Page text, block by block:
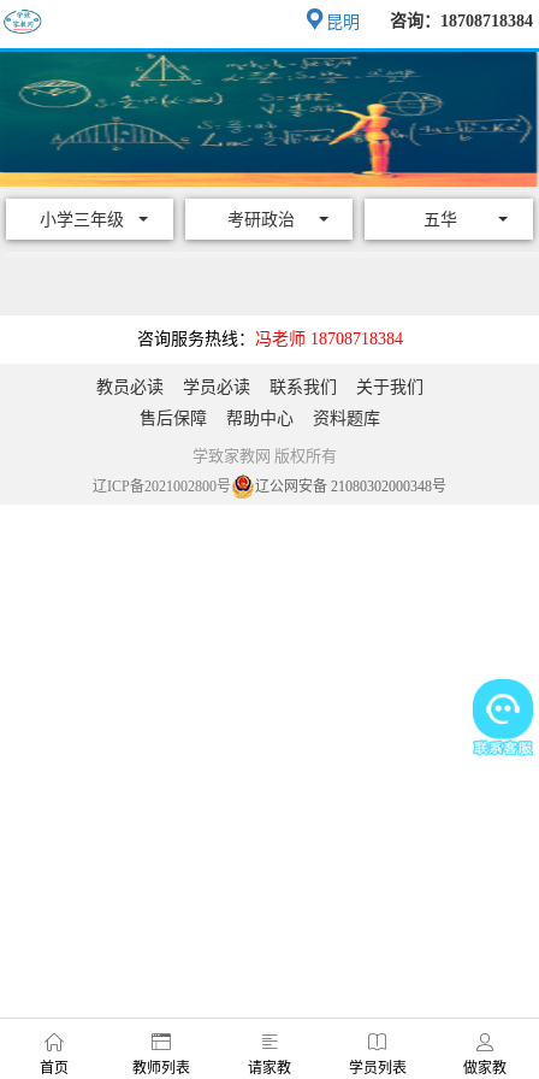
咨询：18708718384
昆明
小学三年级 考研政治 五华
咨询服务热线： 冯老师 18708718384
教员必读 学员必读 联系我们
关于我们
售后保障
帮助中心 资料题库
学致家教网 版权所有
辽ICP备2021002800号 辽公网安备 21080302000348号
首页 教师列表 请家教 学员列表 做家教